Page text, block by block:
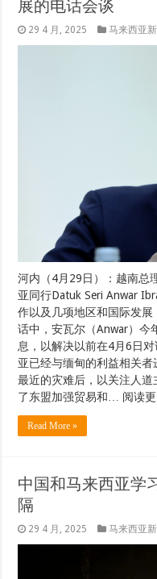
展的电话会谈
29 4 月, 2025 马来西亚
河内（4月29日）：越南总
亚同行Datuk Seri Anwar
作以及几项地区和国际发
话中，安瓦尔（Anwar）今
息，以解决以前在4月6日
亚已经与缅甸的利益相关
最近的灾难后，以关注人
了东盟加强贸易和… 阅读
Read More »
中国和马来西亚学
隔
29 4 月, 2025 马来西亚